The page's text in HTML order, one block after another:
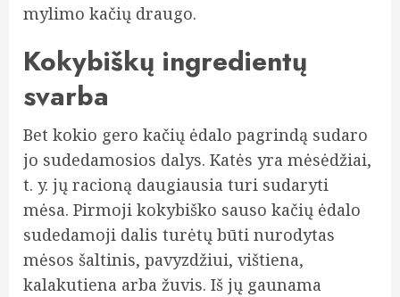
mylimo kačių draugo.
Kokybiškų ingredientų
svarba
Bet kokio gero kačių ėdalo pagrindą sudaro
jo sudedamosios dalys. Katės yra mėsėdžiai,
t. y. jų racioną daugiausia turi sudaryti
mėsa. Pirmoji kokybiško sauso kačių ėdalo
sudedamoji dalis turėtų būti nurodytas
mėsos šaltinis, pavyzdžiui, vištiena,
kalakutiena arba žuvis. Iš jų gaunama